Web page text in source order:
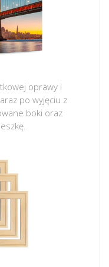
oprawy i
po wyjęciu z
boki oraz